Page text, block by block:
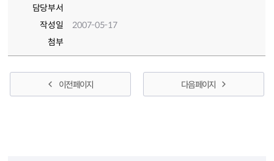
담당부서
작성일
2007-05-17
첨부
이전 페이지 다음 페이지